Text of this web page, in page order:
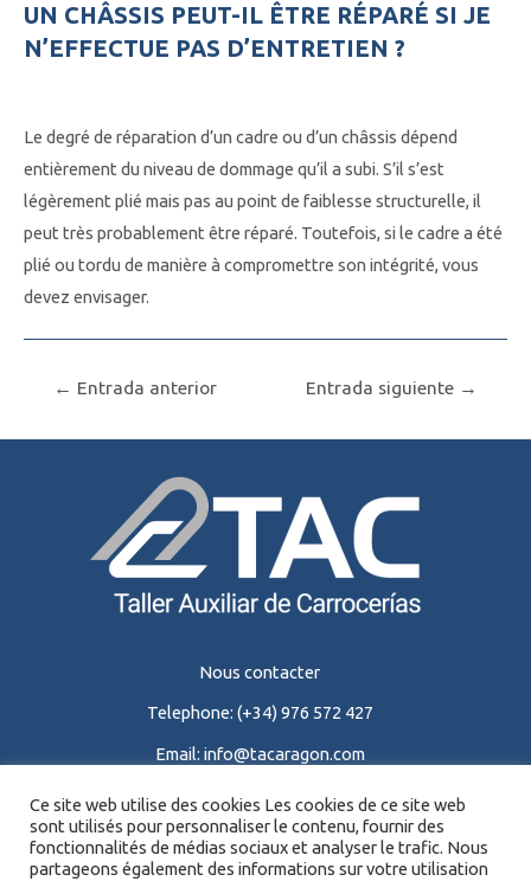
UN CHÂSSIS PEUT-IL ÊTRE RÉPARÉ SI JE
N’EFFECTUE PAS D’ENTRETIEN ?
Le degré de réparation d’un cadre ou d’un châssis dépend
entièrement du niveau de dommage qu’il a subi. S’il s’est
légèrement plié mais pas au point de faiblesse structurelle, il
peut très probablement être réparé. Toutefois, si le cadre a été
plié ou tordu de manière à compromettre son intégrité, vous
devez envisager.
← Entrada anterior Entrada siguiente →
Nous contacter
Telephone: (+34) 976 572 427
Email: info@tacaragon.com
Ce site web utilise des cookies Les cookies de ce site web
sont utilisés pour personnaliser le contenu, fournir des
fonctionnalités de médias sociaux et analyser le trafic. Nous
partageons également des informations sur votre utilisation